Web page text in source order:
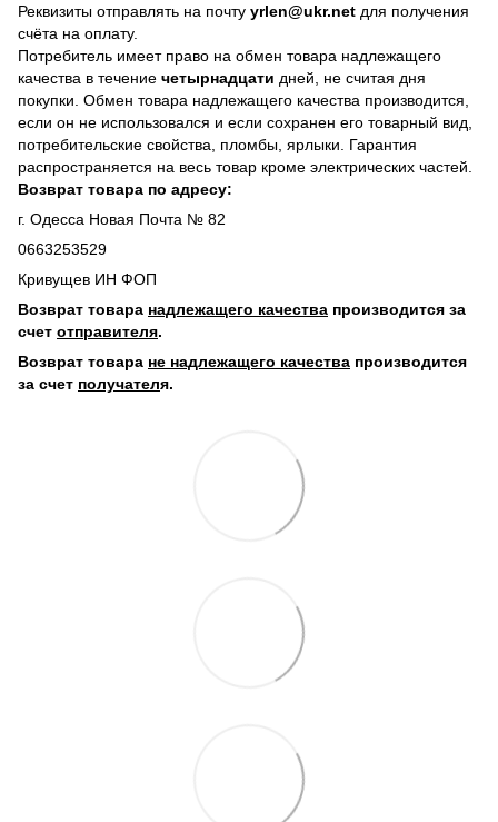
Реквизиты отправлять на почту yrlen@ukr.net для получения
счёта на оплату.
Потребитель имеет право на обмен товара надлежащего
качества в течение четырнадцати дней, не считая дня
покупки. Обмен товара надлежащего качества производится,
если он не использовался и если сохранен его товарный вид,
потребительские свойства, пломбы, ярлыки. Гарантия
распространяется на весь товар кроме электрических частей.
Возврат товара по адресу:
г. Одесса Новая Почта № 82
0663253529
Кривущев ИН ФОП
Возврат товара надлежащего качества производится за
счет отправителя.
Возврат товара не надлежащего качества производится
за счет получателя.